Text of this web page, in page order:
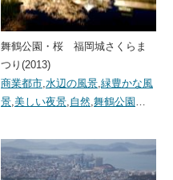
舞鶴公園・桜 福岡城さくらま
つり(2013)
商業都市,水辺の風景,緑豊かな風
景,美しい夜景,自然,舞鶴公園 …